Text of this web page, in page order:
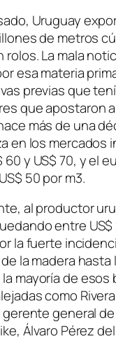
Uruguay
de metros
rolos. La mala
esa materia
previas que
que apostaron
más de una
en los mercados
60 y US$ 70, y el
50 por m3.
al productor
entre US$
la fuerte
la madera
mayoría de
como
general
Álvaro Pérez